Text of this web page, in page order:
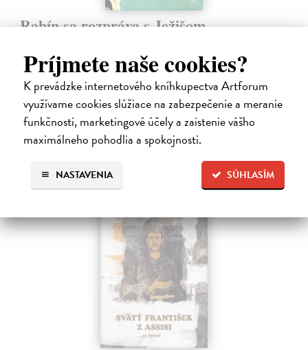
Príjmete naše cookies?
K prevádzke internetového kníhkupectva Artforum
využívame cookies slúžiace na zabezpečenie a meranie
funkčnosti, marketingové účely a zaistenie vášho
maximálneho pohodlia a spokojnosti.
SÚHLASÍM
NASTAVENIA
Rabín sa rozpráva s Ježišom
Autor knihy sa v duchu stáva v Galilei poslucháčom Ježišovej Reči na
vrchu. Ako pravoverný rabín sa usiluje pozorne počúvať tohto nového
učiteľa a porovnáva jeho učenie s tým, čo hovorí židovská Tóra.
Na sklade
12,60 €
14,00 €